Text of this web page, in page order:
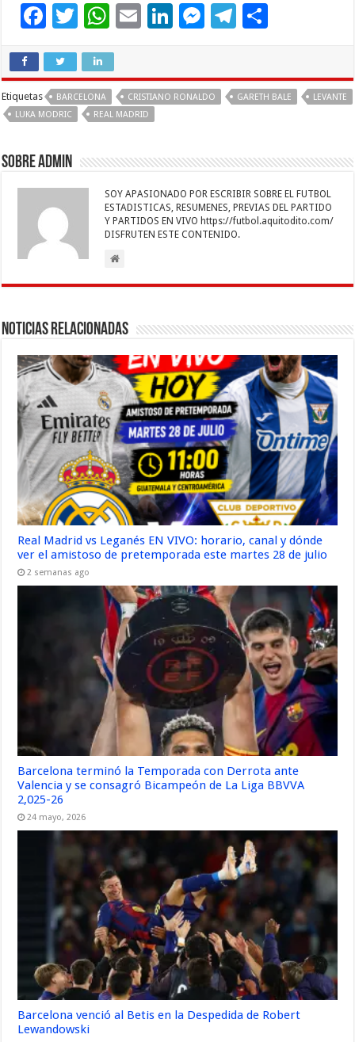
F
e
b
o
k
T
tt
er
W
at
sA
p
E
l
Li
e
M
n
T
gr p
r
Etiquetas BARCELONA CRISTIANO RONALDO GARETH BALE
LEVANTE
LUKA MODRIC
REAL MADRID
Sobre admin
SOY APASIONADO POR ESCRIBIR SOBRE EL FUTBOL
ESTADISTICAS, RESUMENES, PREVIAS DEL PARTIDO
Y PARTIDOS EN VIVO https://futbol.aquitodito.com/
DISFRUTEN ESTE CONTENIDO.
Noticias Relacionadas
Real Madrid vs Leganés EN VIVO: horario, canal y dónde
ver el amistoso de pretemporada este martes 28 de julio
2 semanas ago
Barcelona terminó la Temporada con Derrota ante
Valencia y se consagró Bicampeón de La Liga BBVVA
2,025-26
24 mayo, 2026
Barcelona venció al Betis en la Despedida de Robert
Lewandowski